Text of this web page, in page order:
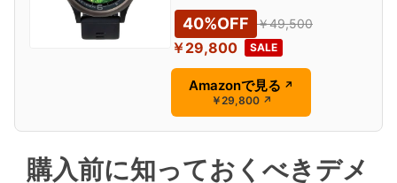
￥49,500
￥29,800 SALE
40%OFF
Amazonで見る ↗
￥29,800 ↗
購入前に知っておくべきデメ